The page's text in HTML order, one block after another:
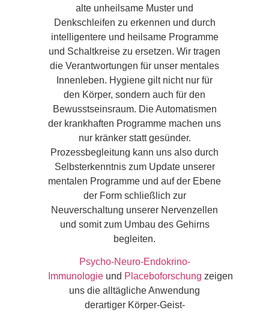
alte unheilsame Muster und
Denkschleifen zu erkennen und durch
intelligentere und heilsame Programme
und Schaltkreise zu ersetzen. Wir tragen
die Verantwortungen für unser mentales
Innenleben. Hygiene gilt nicht nur für
den Körper, sondern auch für den
Bewusstseinsraum. Die Automatismen
der krankhaften Programme machen uns
nur kränker statt gesünder.
Prozessbegleitung kann uns also durch
Selbsterkenntnis zum Update unserer
mentalen Programme und auf der Ebene
der Form schließlich zur
Neuverschaltung unserer Nervenzellen
und somit zum Umbau des Gehirns
begleiten.
Psycho-Neuro-Endokrino-
Immunologieund Placeboforschung zeigen
uns die alltägliche Anwendung
derartiger Körper-Geist-